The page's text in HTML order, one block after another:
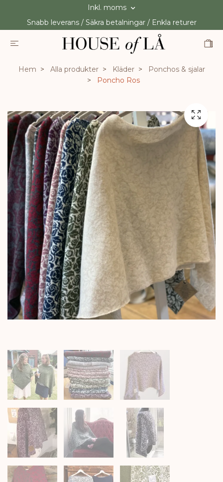
Inkl. moms
Snabb leverans / Säkra betalningar / Enkla returer
Hem Alla produkter Kläder
Ponchos & sjalar
Poncho Ros